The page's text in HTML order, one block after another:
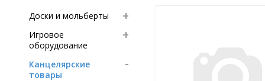
Доски и мольберты
Игровое
оборудование
Канцелярские
товары